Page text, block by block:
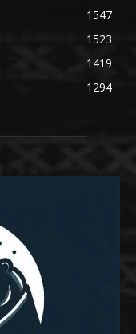
1547
1523
1419
1294